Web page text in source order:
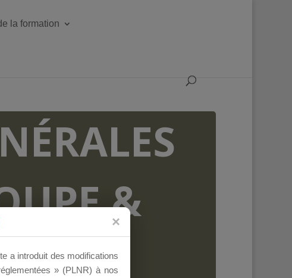
la formation
&
AUX
a introduit des modifications
» (PLNR) à nos